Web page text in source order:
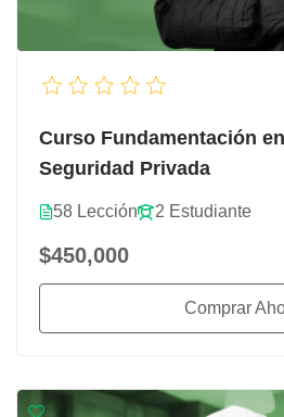
Curso Fundamentación
Seguridad Privada
58 Lección 2 Estudiante
$450,000
Comprar